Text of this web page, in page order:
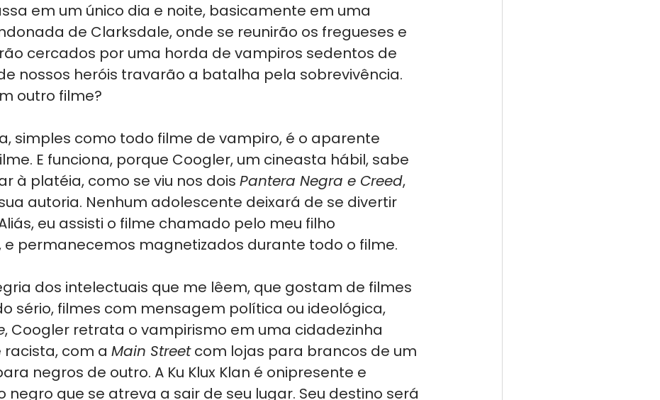
em um único dia e noite, basicamente em uma
de Clarksdale, onde se reunirão os fregueses e
cercados por uma horda de vampiros sedentos de
nossos heróis travarão a batalha pela sobrevivência.
outro filme?
simples como todo filme de vampiro, é o aparente
E funciona, porque Coogler, um cineasta hábil, sabe
à platéia, como se viu nos dois Pantera Negra e Creed,
autoria. Nenhum adolescente deixará de se divertir
eu assisti o filme chamado pelo meu filho
e permanecemos magnetizados durante todo o filme.
dos intelectuais que me lêem, que gostam de filmes
sério, filmes com mensagem política ou ideológica,
, Coogler retrata o vampirismo em uma cidadezinha
com a Main Street com lojas para brancos de um
negros de outro. A Ku Klux Klan é onipresente e
negro que se atreva a sair de seu lugar. Seu destino será